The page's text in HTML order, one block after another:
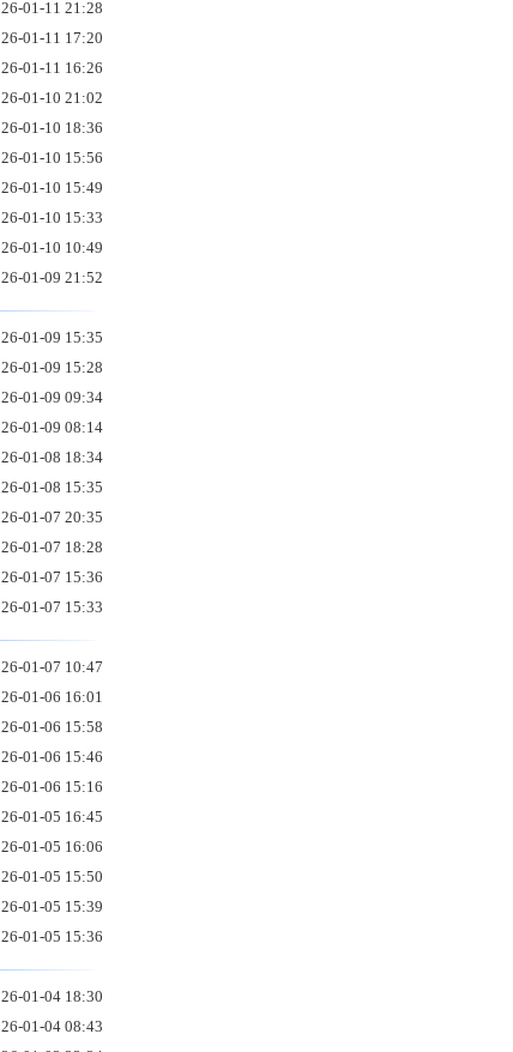
26-01-11 21:28
26-01-11 17:20
26-01-11 16:26
26-01-10 21:02
26-01-10 18:36
26-01-10 15:56
26-01-10 15:49
26-01-10 15:33
26-01-10 10:49
26-01-09 21:52
26-01-09 15:35
26-01-09 15:28
26-01-09 09:34
26-01-09 08:14
26-01-08 18:34
26-01-08 15:35
26-01-07 20:35
26-01-07 18:28
26-01-07 15:36
26-01-07 15:33
26-01-07 10:47
26-01-06 16:01
26-01-06 15:58
26-01-06 15:46
26-01-06 15:16
26-01-05 16:45
26-01-05 16:06
26-01-05 15:50
26-01-05 15:39
26-01-05 15:36
26-01-04 18:30
26-01-04 08:43